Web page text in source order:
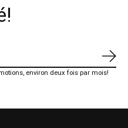
environ deux fois par mois!